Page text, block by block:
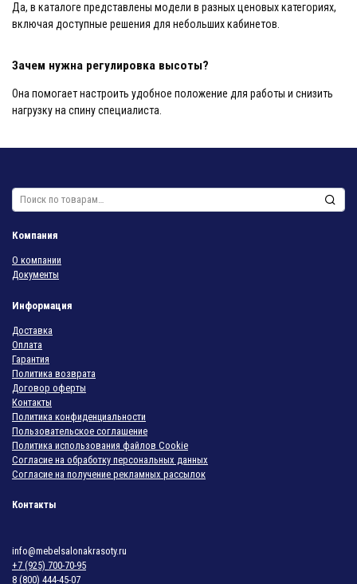
Да, в каталоге представлены модели в разных ценовых категориях,
включая доступные решения для небольших кабинетов.
Зачем нужна регулировка высоты?
Она помогает настроить удобное положение для работы и снизить
нагрузку на спину специалиста.
Искать:
Компания
О компании
Документы
Информация
Доставка
Оплата
Гарантия
Политика возврата
Договор оферты
Контакты
Политика конфиденциальности
Пользовательское соглашение
Политика использования файлов Cookie
Согласие на обработку персональных данных
Согласие на получение рекламных рассылок
Контакты
info@mebelsalonakrasoty.ru
+7 (925) 700-70-95
8 (800) 444-45-07